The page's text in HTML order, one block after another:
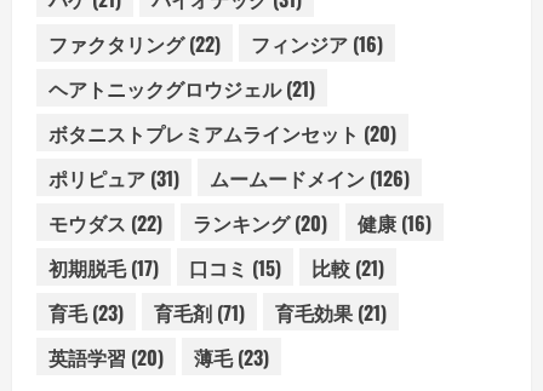
ファクタリング(22) フィンジア (16)
ヘアトニックグロウジェル(21)
ボタニストプレミアムラインセット (20)
ポリピュア (31) ムームードメイン (126)
モウダス (22) ランキング(20) 健康 (16)
初期脱毛(17) 口コミ (15) 比較 (21)
育毛(23) 育毛剤 (71) 育毛効果 (21)
英語学習 (20) 薄毛(23)